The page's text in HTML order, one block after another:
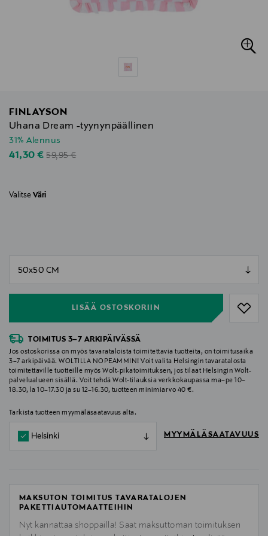
FINLAYSON
Uhana Dream -tyynynpäällinen
31% Alennus
Discounted Price
41,30 €Original Price
59,95 €
Valitse Väri
LISÄÄ OSTOSKORIIN
TOIMITUS 3–7 ARKIPÄIVÄSSÄ
Jos ostoskorissa on myös tavarataloista toimitettavia tuotteita, on toimitusaika
3–7 arkipäivää. WOLTILLA NOPEAMMIN! Voit valita Helsingin tavaratalosta
toimitettaville tuotteille myös Wolt-pikatoimituksen, jos tilaat Helsingin Wolt-
palvelualueen sisällä. Voit tehdä Wolt-tilauksia verkkokaupassa ma–pe 10–
18.30, la 10–17.30 ja su 12–16.30, tuotteen minimiarvo 40 €.
Tarkista tuotteen myymäläsaatavuus alta.
Helsinki MYYMÄLÄSAATAVUUS
MAKSUTON TOIMITUS TAVARATALOJEN
PAKETTIAUTOMAATTEIHIN
Nyt kannattaa shoppailla! Saat maksuttoman toimituksen